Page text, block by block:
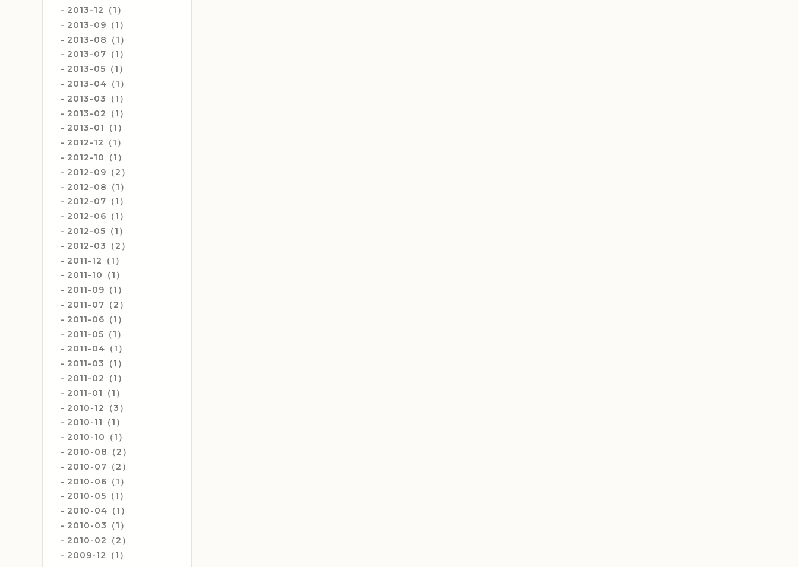
2013-12（1）
2013-09（1）
2013-08（1）
2013-07（1）
2013-05（1）
2013-04（1）
2013-03（1）
2013-02（1）
2013-01（1）
2012-12（1）
2012-10（1）
2012-09（2）
2012-08（1）
2012-07（1）
2012-06（1）
2012-05（1）
2012-03（2）
2011-12（1）
2011-10（1）
2011-09（1）
2011-07（2）
2011-06（1）
2011-05（1）
2011-04（1）
2011-03（1）
2011-02（1）
2011-01（1）
2010-12（3）
2010-11（1）
2010-10（1）
2010-08（2）
2010-07（2）
2010-06（1）
2010-05（1）
2010-04（1）
2010-03（1）
2010-02（2）
2009-12（1）